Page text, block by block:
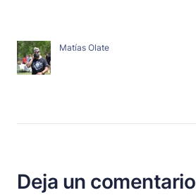
Matías Olate
Deja un comentario